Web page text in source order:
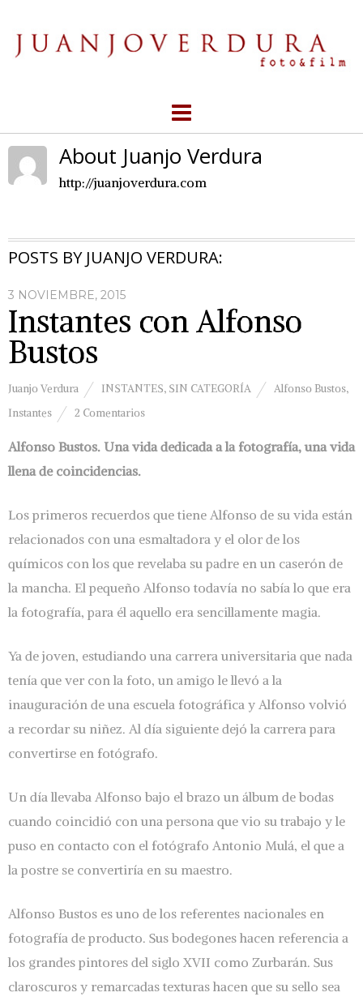
About Juanjo Verdura
http://juanjoverdura.com
POSTS BY JUANJO VERDURA:
3 NOVIEMBRE, 2015
Instantes con Alfonso
Bustos
Juanjo Verdura INSTANTES, SIN CATEGORÍA Alfonso Bustos,
Instantes
2 Comentarios
Alfonso Bustos. Una vida dedicada a la fotografía, una vida
llena de coincidencias.
Los primeros recuerdos que tiene Alfonso de su vida están
relacionados con una esmaltadora y el olor de los
químicos con los que revelaba su padre en un caserón de
la mancha. El pequeño Alfonso todavía no sabía lo que era
la fotografía, para él aquello era sencillamente magia.
Ya de joven, estudiando una carrera universitaria que nada
tenía que ver con la foto, un amigo le llevó a la
inauguración de una escuela fotográfica y Alfonso volvió
a recordar su niñez. Al día siguiente dejó la carrera para
convertirse en fotógrafo.
Un día llevaba Alfonso bajo el brazo un álbum de bodas
cuando coincidió con una persona que vio su trabajo y le
puso en contacto con el fotógrafo Antonio Mulá, el que a
la postre se convertiría en su maestro.
Alfonso Bustos es uno de los referentes nacionales en
fotografía de producto. Sus bodegones hacen referencia a
los grandes pintores del siglo XVII como Zurbarán. Sus
claroscuros y remarcadas texturas hacen que su sello sea